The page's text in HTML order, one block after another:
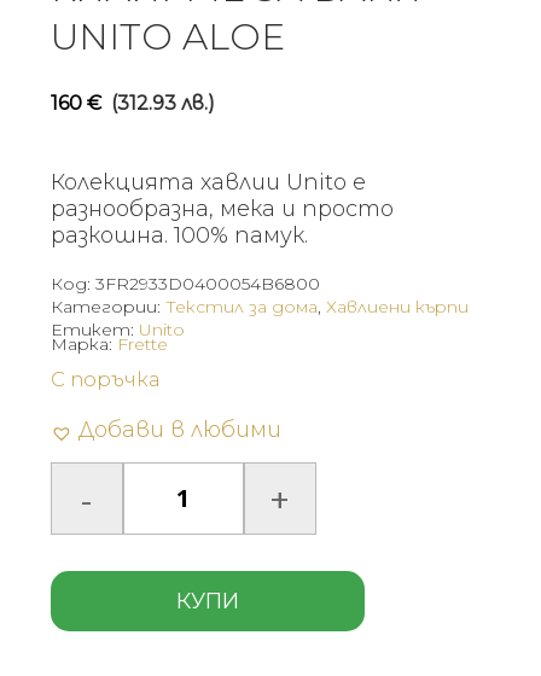
UNITO ALOE
160 € (312.93 лв.)
Колекцията хавлии Unito е
разнообразна, мека и просто
разкошна. 100% памук.
Код: 3FR2933D0400054B6800
Категории: Текстил за дома, Хавлиени кърпи
Етикет: Unito
С поръчка
Добави в любими
КУПИ
Марка: Frette